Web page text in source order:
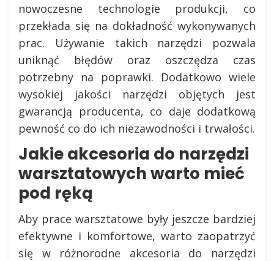
nowoczesne technologie produkcji, co
przekłada się na dokładność wykonywanych
prac. Używanie takich narzędzi pozwala
uniknąć błędów oraz oszczędza czas
potrzebny na poprawki. Dodatkowo wiele
wysokiej jakości narzędzi objętych jest
gwarancją producenta, co daje dodatkową
pewność co do ich niezawodności i trwałości.
Jakie akcesoria do narzędzi
warsztatowych warto mieć
pod ręką
Aby prace warsztatowe były jeszcze bardziej
efektywne i komfortowe, warto zaopatrzyć
się w różnorodne akcesoria do narzędzi